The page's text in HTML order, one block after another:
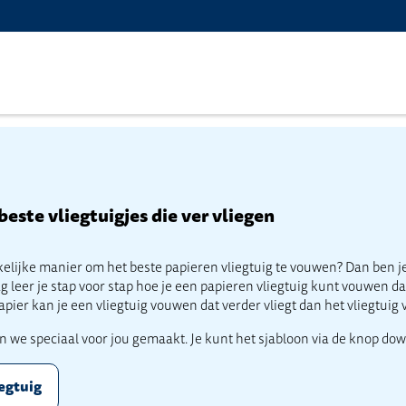
vliegtuigjes die ver vliegen
manier om het beste papieren vliegtuig te vouwen? Dan ben
leer je stap voor stap hoe je een papieren vliegtuig kunt vouwen
kan je een vliegtuig vouwen dat verder vliegt dan het vliegtuig
speciaal voor jou gemaakt. Je kunt het sjabloon via de knop